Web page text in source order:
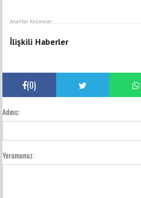
Anahtar Kelimeler
İlişkili Haberler
(0)
Adınız:
Yorumunuz: